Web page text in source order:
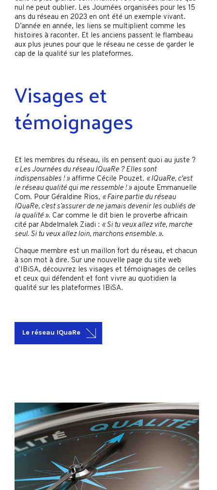
nul ne peut oublier. Les Journées organisées pour les 15
ans du réseau en 2023 en ont été un exemple vivant.
D’année en année, les liens se multiplient comme les
histoires à raconter. Et les anciens passent le flambeau
aux plus jeunes pour que le réseau ne cesse de garder le
cap de la qualité sur les plateformes.
Visages et
témoignages
Et les membres du réseau, ils en pensent quoi au juste ?
« Les Journées du réseau IQuaRe ? Elles sont
indispensables ! »affirme Cécile Pouzet. « IQuaRe, c'est
le réseau qualité qui me ressemble ! »ajoute Emmanuelle
Com. Pour Géraldine Rios, « Faire partie du réseau
IQuaRe, c’est s’assurer de ne jamais devenir les oubliés de
la qualité ». Car comme le dit bien le proverbe africain
cité par Abdelmalek Ziadi : « Si tu veux allez vite, marche
seul. Si tu veux allez loin, marchons ensemble. ».
Chaque membre est un maillon fort du réseau, et chacun
à son mot à dire. Sur une nouvelle page du site web
d’IBiSA, découvrez les visages et témoignages de celles
et ceux qui défendent et font vivre au quotidien la
qualité sur les plateformes IBiSA.
Le réseau IQuaRe